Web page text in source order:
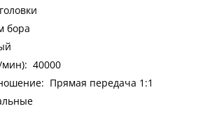
бора
мин): 40000
Прямая передача 1:1